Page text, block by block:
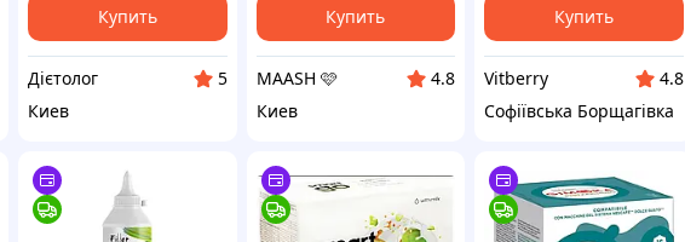
Купить
Дієтолог
5
Киев
Купить
MAASH 🩷
4.8
Киев
Купить
Vitberry
4.8
Софіївська Борщагівка